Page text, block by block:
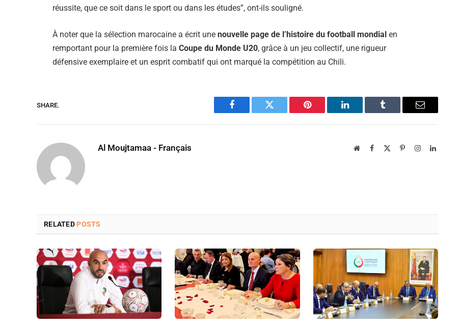
réussite, que ce soit dans le sport ou dans les études”, ont-ils souligné.
À noter que la sélection marocaine a écrit une nouvelle page de l’histoire du football mondial en
remportant pour la première fois la Coupe du Monde U20, grâce à un jeu collectif, une rigueur
défensive exemplaire et un esprit combatif qui ont marqué la compétition au Chili.
SHARE.
Facebook Twitter Pinterest LinkedIn Tumblr Email
Al Moujtamaa - Français WebsiteFacebook PinterestInstagramLinkedIn
RELATED POSTS